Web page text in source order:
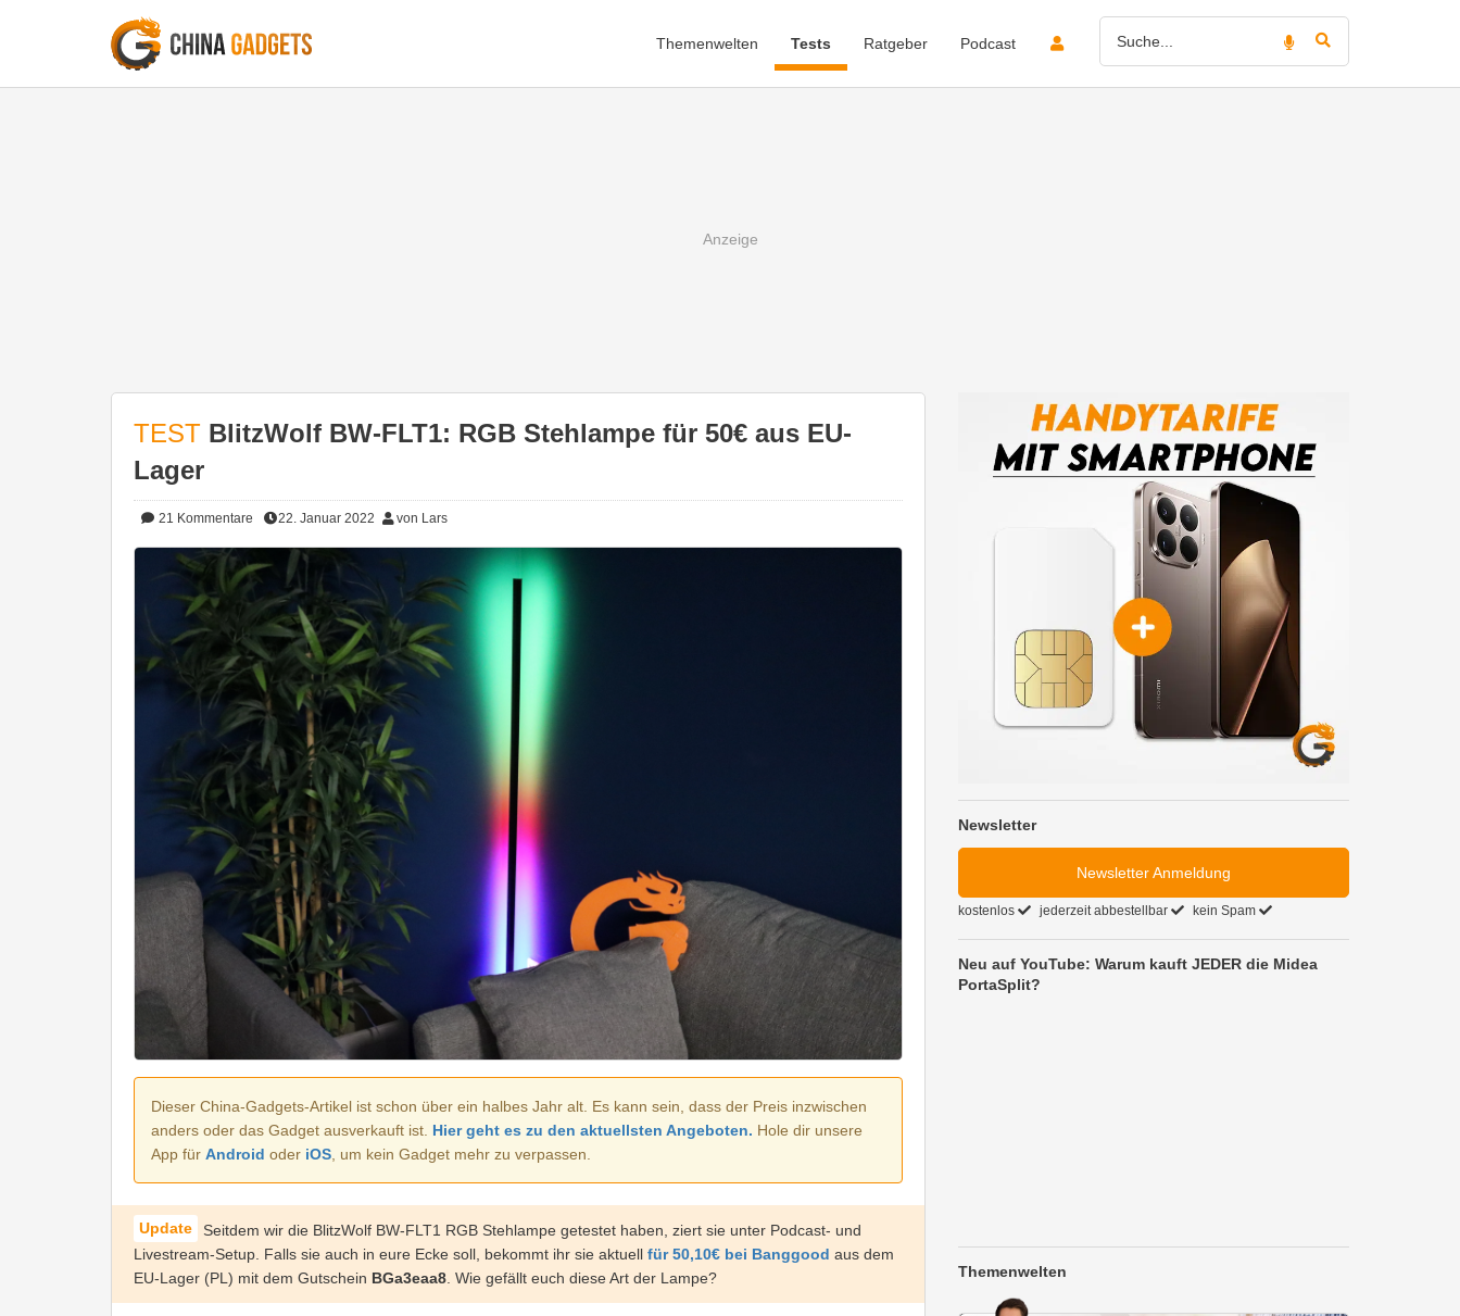
Themenwelten Tests Ratgeber Podcast
TEST BlitzWolf BW-FLT1: RGB Stehlampe für 50€ aus EU-
Lager
21 Kommentare 22. Januar 2022 von Lars
Dieser China-Gadgets-Artikel ist schon über ein halbes Jahr alt. Es kann sein, dass der Preis inzwischen
anders oder das Gadget ausverkauft ist. Hier geht es zu den aktuellsten Angeboten. Hole dir unsere
App für Android oder iOS , um kein Gadget mehr zu verpassen.
Seitdem wir die BlitzWolf BW-FLT1 RGB Stehlampe getestet haben, ziert sie unter Podcast- und
Livestream-Setup. Falls sie auch in eure Ecke soll, bekommt ihr sie aktuell für 50,10€ bei Banggood aus dem
EU-Lager (PL) mit dem Gutschein BGa3eaa8 . Wie gefällt euch diese Art der Lampe?
Newsletter
Newsletter Anmeldung
kostenlos jederzeit abbestellbar kein Spam
Neu auf YouTube: Warum kauft JEDER die Midea
PortaSplit?
Themenwelten